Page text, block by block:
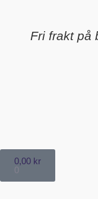
Fri frakt på
0,00 kr
0